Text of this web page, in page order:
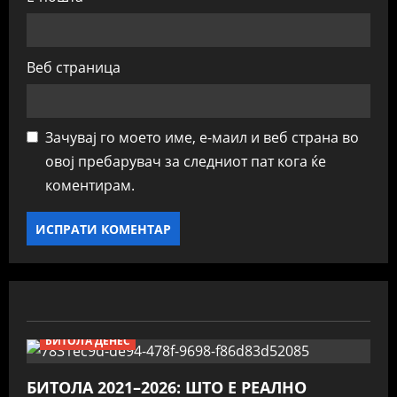
Веб страница
Зачувај го моето име, е-маил и веб страна во
овој пребарувач за следниот пат кога ќе
коментирам.
БИТОЛА ДЕНЕС
БИТОЛА 2021–2026: ШТО Е РЕАЛНО